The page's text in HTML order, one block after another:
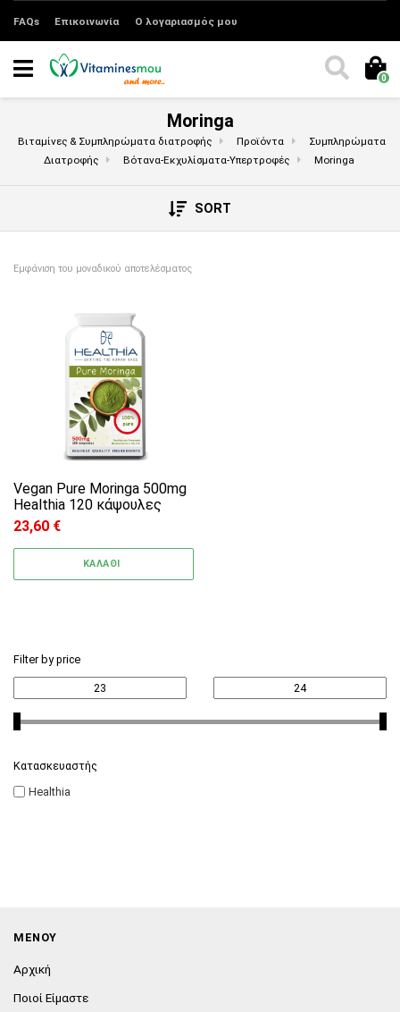
FAQs Επικοινωνία Ο λογαριασμός μου
0
Moringa
Βιταμίνες & Συμπληρώματα διατροφής Προϊόντα
Συμπληρώματα
Διατροφής
Βότανα-Εκχυλίσματα-Υπερτροφές Moringa
SORT
Εμφάνιση του μοναδικού αποτελέσματος
Vegan Pure Moringa 500mg
Healthia 120 κάψουλες
23,60 €
ΚΑΛΑΘΙ
Filter by price
Κατασκευαστής
Healthia
ΜΕΝΟΥ
Αρχική
Ποιοί Είμαστε